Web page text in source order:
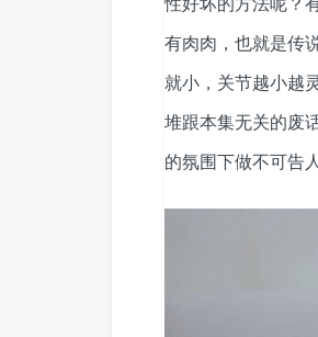
有肉肉，也就是传
就小，关节越小越
堆跟本集无关的废
的氛围下做不可告